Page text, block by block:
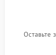
Оставьте